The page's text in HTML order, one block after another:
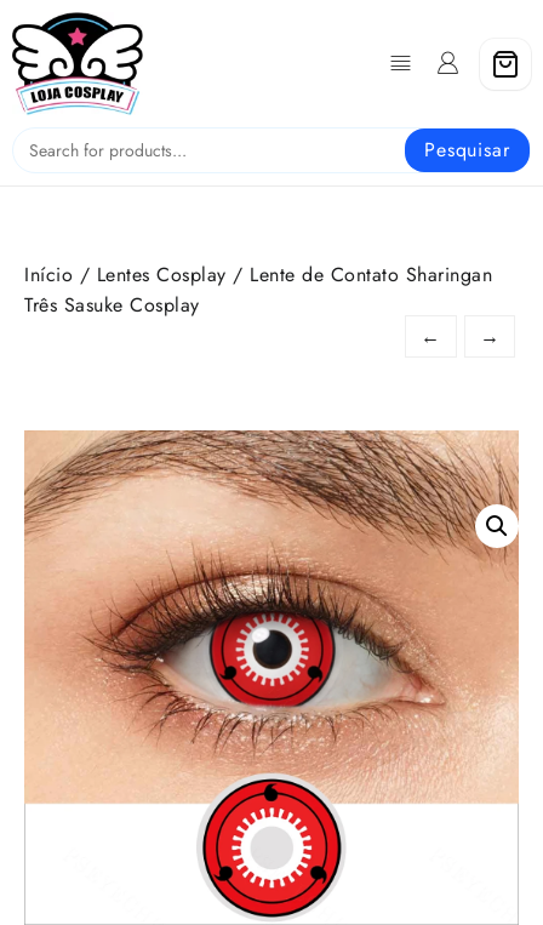
to
content
Pesquisar
Início / Lentes Cosplay / Lente de Contato Sharingan
Três Sasuke Cosplay
←
→